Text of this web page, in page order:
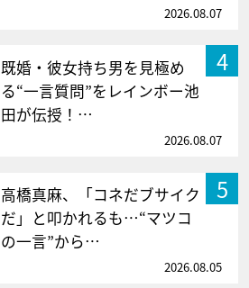
2026.08.07
4
既婚・彼女持ち男を見極め
る“一言質問”をレインボー池
田が伝授！…
2026.08.07
5
高橋真麻、「コネだブサイク
だ」と叩かれるも…“マツコ
の一言”から…
2026.08.05